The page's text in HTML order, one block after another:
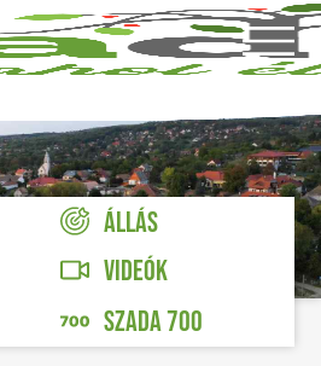
ÁLLÁS
VIDEÓK
SZADA 700